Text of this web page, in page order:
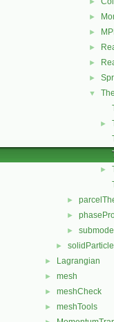
►
►
►
►
►
▼
►
►
►
►
►
► solidParticle
► Lagrangian
► mesh
► meshCheck
► meshTools